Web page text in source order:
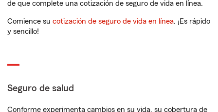
de que complete una cotización de seguro de vida en línea.
Comience su cotización de seguro de vida en línea. ¡Es rápido
y sencillo!
Seguro de salud
Conforme experimenta cambios en su vida, su cobertura de